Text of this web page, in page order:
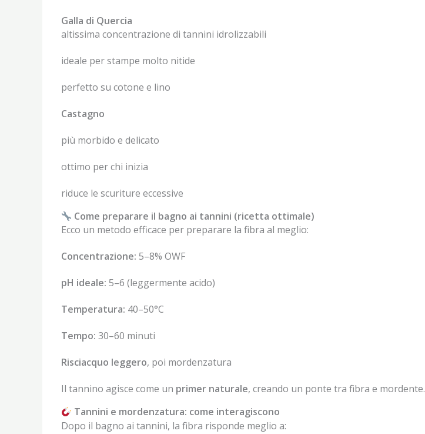
Galla di Quercia
altissima concentrazione di tannini idrolizzabili
ideale per stampe molto nitide
perfetto su cotone e lino
Castagno
più morbido e delicato
ottimo per chi inizia
riduce le scuriture eccessive
Come preparare il bagno ai tannini (ricetta ottimale)
Ecco un metodo efficace per preparare la fibra al meglio:
Concentrazione: 5–8% OWF
pH ideale: 5–6 (leggermente acido)
Temperatura: 40–50°C
Tempo: 30–60 minuti
Risciacquo leggero, poi mordenzatura
Il tannino agisce come un primer naturale, creando un ponte tra fibra e mordente.
Tannini e mordenzatura: come interagiscono
Dopo il bagno ai tannini, la fibra risponde meglio a: